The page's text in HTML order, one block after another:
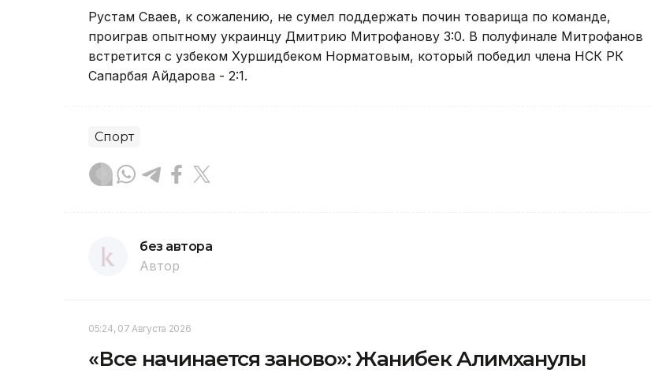
Рустам Сваев, к сожалению, не сумел поддержать почин товарища по команде,
проиграв опытному украинцу Дмитрию Митрофанову 3:0. В полуфинале Митрофанов
встретится с узбеком Хуршидбеком Норматовым, который победил члена НСК РК
Сапарбая Айдарова - 2:1.
Спорт
без автора
Автор
05:24, 07 Августа 2026
«Все начинается заново»: Жанибек Алимханулы